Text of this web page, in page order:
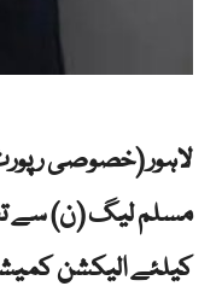
لاہور (خصوصی
مسلم لیگ (ن) سے
کیلئے الیکشن